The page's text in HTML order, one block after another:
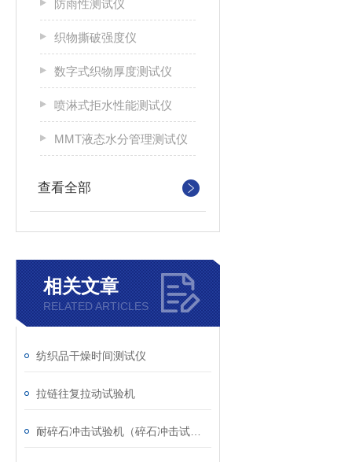
防雨性测试仪
织物撕破强度仪
数字式织物厚度测试仪
喷淋式拒水性能测试仪
MMT液态水分管理测试仪
查看全部
相关文章
RELATED ARTICLES
纺织品干燥时间测试仪
拉链往复拉动试验机